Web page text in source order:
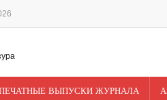
ВЫПУСКИ ЖУРНАЛА